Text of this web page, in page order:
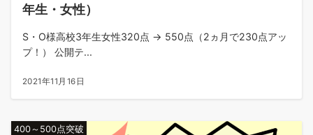
年生・女性）
S・O様高校3年生女性320点 → 550点（2ヵ月で230点アッ
プ！） 公開テ...
2021年11月16日
400～500点突破